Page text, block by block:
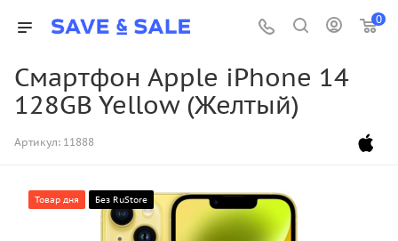
0
Смартфон Apple iPhone 14
128GB Yellow (Желтый)
Артикул: 11888
Товар дня Без RuStore